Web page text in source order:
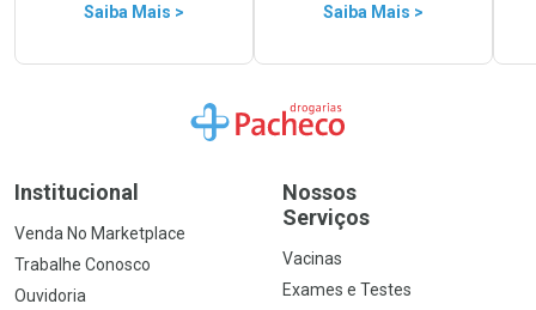
Saiba Mais > Saiba Mais >
Ir para a Home
Institucional
Venda No Marketplace
Trabalhe Conosco
Ouvidoria
Nossos
Serviços
Vacinas
Exames e Testes